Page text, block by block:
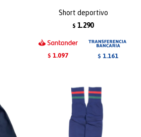
Short deportivo
$ 1.290
$ 1.097 $ 1.161